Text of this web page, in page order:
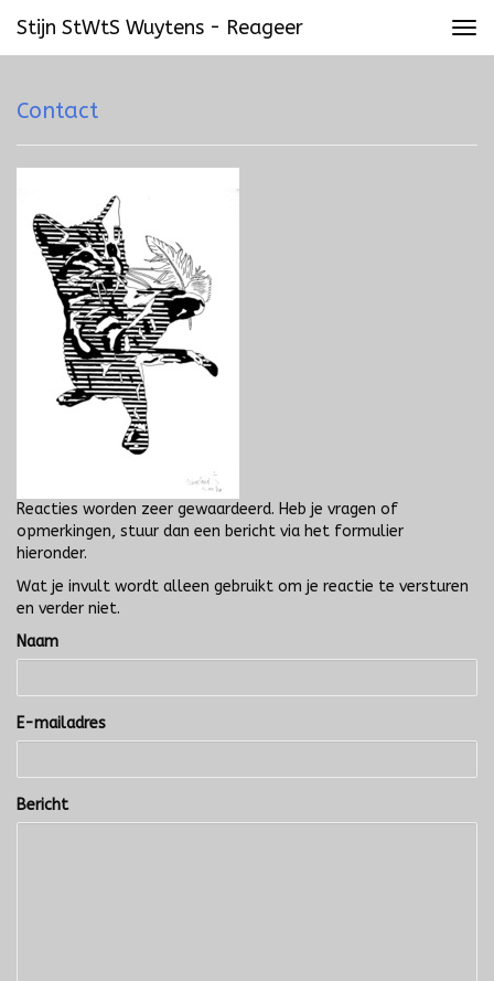
Stijn StWtS Wuytens - Reageer
Contact
Reacties worden zeer gewaardeerd. Heb je vragen of
opmerkingen, stuur dan een bericht via het formulier
hieronder.
Wat je invult wordt alleen gebruikt om je reactie te versturen
en verder niet.
Naam
E-mailadres
Bericht